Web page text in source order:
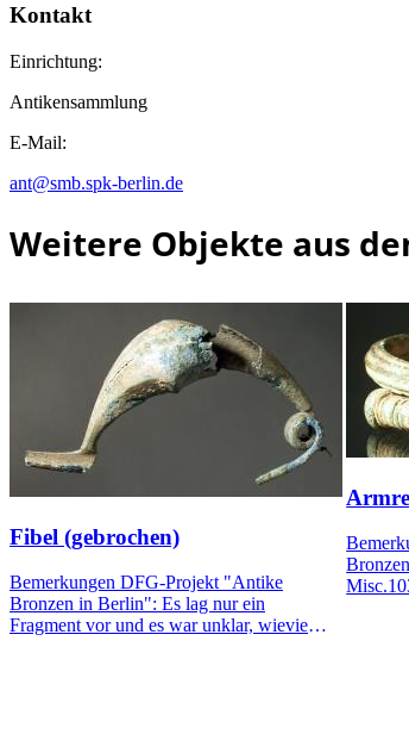
Kontakt
Einrichtung:
Antikensammlung
E-Mail:
ant@smb.spk-berlin.de
Weitere Objekte aus
Fibel (gebrochen)
Bemerkungen DFG-Projekt "Antike
Bronzen in Berlin": Es lag nur ein
Fragment vor und es war unklar, wieviel